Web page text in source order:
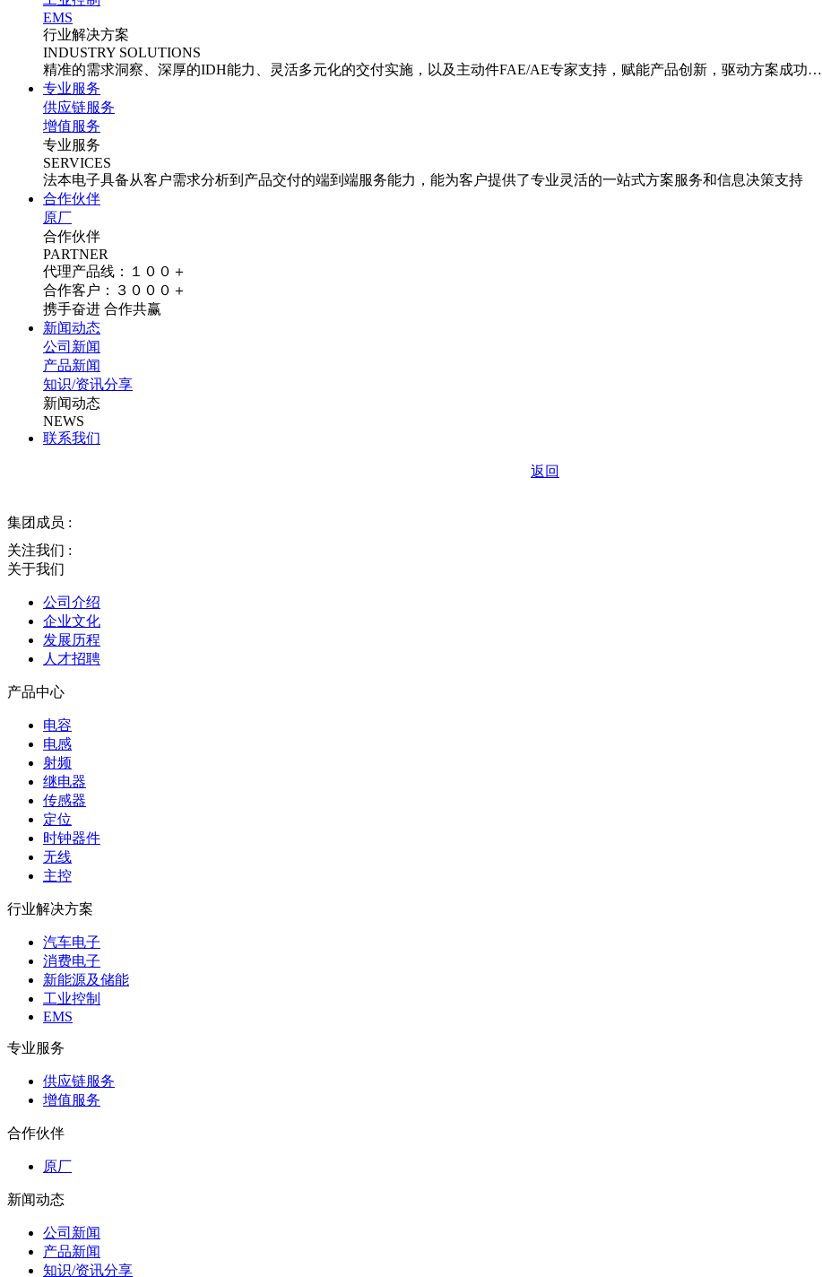
EMS
行业解决方案
INDUSTRY SOLUTIONS
精准的需求洞察、深厚的IDH能力、灵活多元化的交付实施，以及主动件FAE/AE专家支持，赋能产品创新，驱动方案成功…
专业服务
供应链服务
增值服务
专业服务
SERVICES
法本电子具备从客户需求分析到产品交付的端到端服务能力，能为客户提供了专业灵活的一站式方案服务和信息决策支持
合作伙伴
原厂
合作伙伴
PARTNER
代理产品线：１００＋
合作客户：３０００＋
携手奋进 合作共赢
新闻动态
公司新闻
产品新闻
知识/资讯分享
新闻动态
NEWS
联系我们
返回
集团成员 :
关注我们 :
关于我们
公司介绍
企业文化
发展历程
人才招聘
产品中心
电容
电感
射频
继电器
传感器
定位
时钟器件
无线
主控
行业解决方案
汽车电子
消费电子
新能源及储能
工业控制
EMS
专业服务
供应链服务
增值服务
合作伙伴
原厂
新闻动态
公司新闻
产品新闻
知识/资讯分享